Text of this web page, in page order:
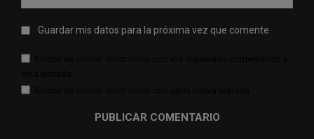
Guardar mis datos para la próxima vez que comente